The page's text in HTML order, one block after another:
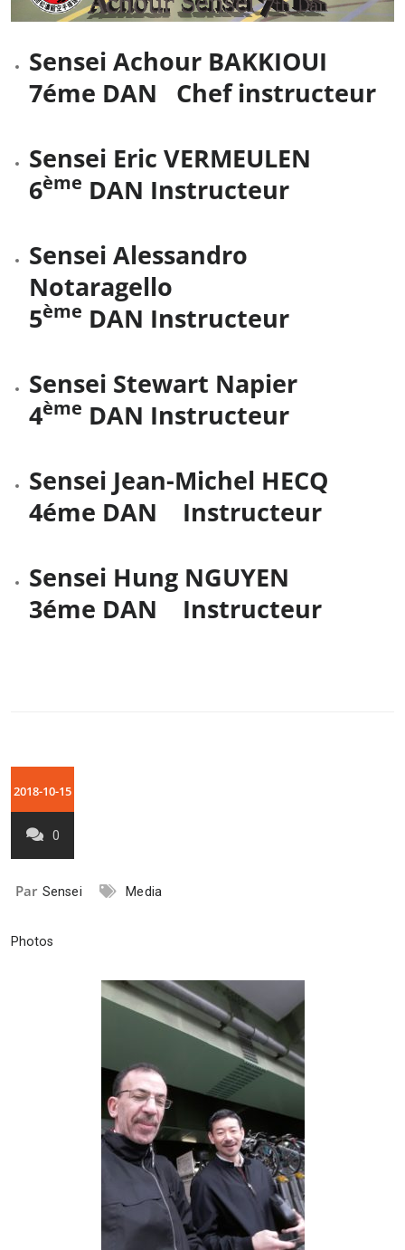
Sensei Achour BAKKIOUI
7éme DAN Chef instructeur
Sensei Eric VERMEULEN
6ème DAN Instructeur
Sensei Alessandro
Notaragello
5ème DAN Instructeur
Sensei Stewart Napier
4ème DAN Instructeur
Sensei Jean-Michel HECQ
4éme DAN Instructeur
Sensei Hung NGUYEN
3éme DAN Instructeur
2018-10-15
0
Par Sensei Media
Photos